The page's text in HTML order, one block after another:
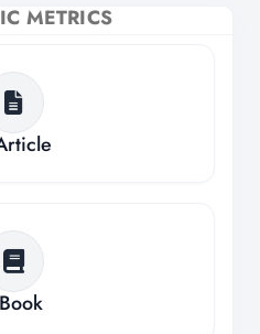
METRICS
Book